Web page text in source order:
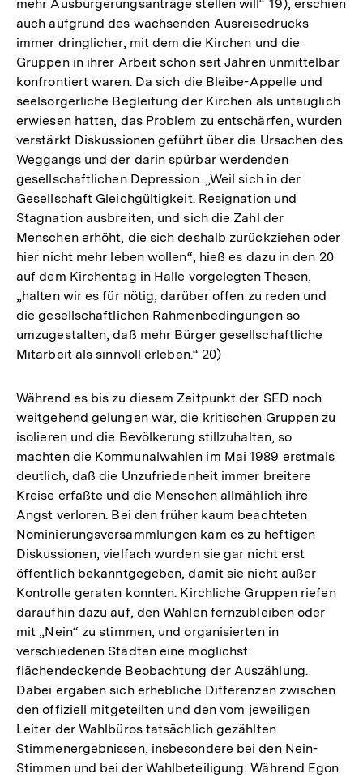
mehr Ausbürgerungsanträge stellen will“ 19), erschien
auch aufgrund des wachsenden Ausreisedrucks
immer dringlicher, mit dem die Kirchen und die
Gruppen in ihrer Arbeit schon seit Jahren unmittelbar
konfrontiert waren. Da sich die Bleibe-Appelle und
seelsorgerliche Begleitung der Kirchen als untauglich
erwiesen hatten, das Problem zu entschärfen, wurden
verstärkt Diskussionen geführt über die Ursachen des
Weggangs und der darin spürbar werdenden
gesellschaftlichen Depression. „Weil sich in der
Gesellschaft Gleichgültigkeit. Resignation und
Stagnation ausbreiten, und sich die Zahl der
Menschen erhöht, die sich deshalb zurückziehen oder
hier nicht mehr leben wollen“, hieß es dazu in den 20
auf dem Kirchentag in Halle vorgelegten Thesen,
„halten wir es für nötig, darüber offen zu reden und
die gesellschaftlichen Rahmenbedingungen so
umzugestalten, daß mehr Bürger gesellschaftliche
Mitarbeit als sinnvoll erleben.“ 20)
Während es bis zu diesem Zeitpunkt der SED noch
weitgehend gelungen war, die kritischen Gruppen zu
isolieren und die Bevölkerung stillzuhalten, so
machten die Kommunalwahlen im Mai 1989 erstmals
deutlich, daß die Unzufriedenheit immer breitere
Kreise erfaßte und die Menschen allmählich ihre
Angst verloren. Bei den früher kaum beachteten
Nominierungsversammlungen kam es zu heftigen
Diskussionen, vielfach wurden sie gar nicht erst
öffentlich bekanntgegeben, damit sie nicht außer
Kontrolle geraten konnten. Kirchliche Gruppen riefen
daraufhin dazu auf, den Wahlen fernzubleiben oder
mit „Nein“ zu stimmen, und organisierten in
verschiedenen Städten eine möglichst
flächendeckende Beobachtung der Auszählung.
Dabei ergaben sich erhebliche Differenzen zwischen
den offiziell mitgeteilten und den vom jeweiligen
Leiter der Wahlbüros tatsächlich gezählten
Stimmenergebnissen, insbesondere bei den Nein-
Stimmen und bei der Wahlbeteiligung: Während Egon